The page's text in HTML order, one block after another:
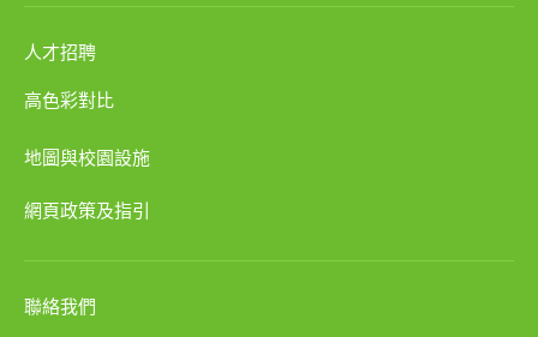
人才招聘
高色彩對比
地圖與校園設施
網頁政策及指引
聯絡我們